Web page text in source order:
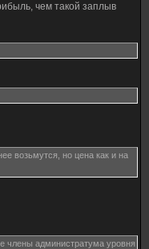
чем такой заплыв
возьмутся, но цена как и на
члены администратума уровня